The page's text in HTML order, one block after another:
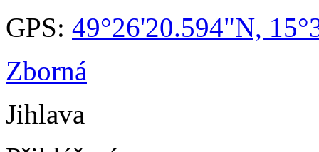
GPS: 49°26'20.594"N,
Zborná
Jihlava